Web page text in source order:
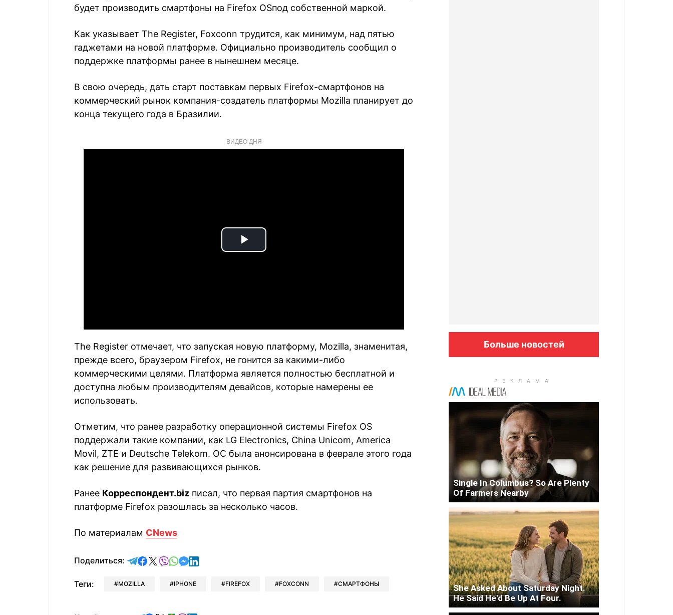
будет производить смартфоны на Firefox OSпод собственной маркой.
Как указывает The Register, Foxconn трудится, как минимум, над пятью
гаджетами на новой платформе. Официально производитель сообщил о
поддержке платформы ранее в нынешнем месяце.
В свою очередь, дать старт поставкам первых Firefox-смартфонов на
коммерческий рынок компания-создатель платформы Mozilla планирует до
конца текущего года в Бразилии.
ВИДЕО ДНЯ
Play
The Register отмечает, что запуская новую платформу, Mozilla, знаменитая,
прежде всего, браузером Firefox, не гонится за какими-либо
коммерческими целями. Платформа является полностью бесплатной и
доступна любым производителям девайсов, которые намерены ее
использовать.
Отметим, что ранее разработку операционной системы Firefox OS
поддержали такие компании, как LG Electronics, China Unicom, America
Movil, ZTE и Deutsche Telekom. ОС была анонсирована в феврале этого года
как решение для развивающихся рынков.
Ранее Корреспондент.biz писал, что первая партия смартфонов на
платформе Firefox разошлась за несколько часов.
По материалам CNews
Поделиться: отправить в Telegram
поделиться в Facebook
поделиться в X
отправить в Viber
отправить в Whatsapp
отправить в Messenger
отправить в LinkedIn
Теги: MOZILLA IPHONE FIREFOX FOXCONN СМАРТФОНЫ
Больше новостей